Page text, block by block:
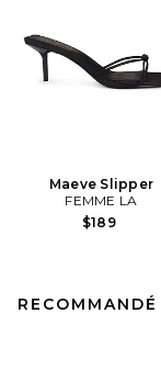
Maeve Slipper
FEMME LA
$189